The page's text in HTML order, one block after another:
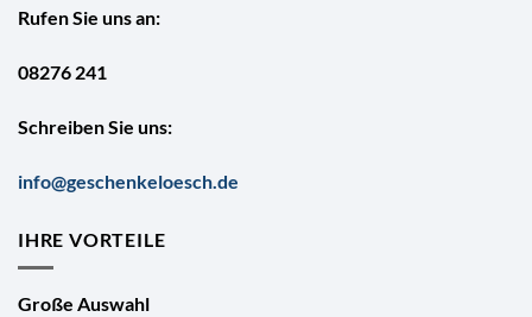
Rufen Sie uns an:
08276 241
Schreiben Sie uns:
info@geschenkeloesch.de
IHRE VORTEILE
Große Auswahl